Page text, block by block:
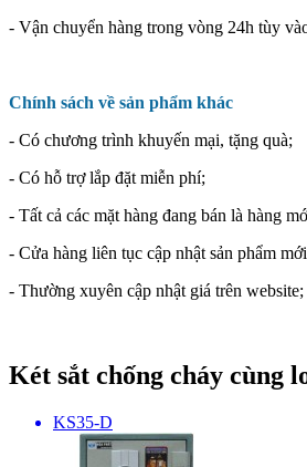
- Vận chuyển hàng trong vòng 24h tùy
Chính sách về sản phẩm khác
- Có chương trình khuyến mại, tặng quà;
- Có hỗ trợ lắp đặt miễn phí;
- Tất cả các mặt hàng đang bán là hàng
- Cửa hàng liên tục cập nhật sản phẩm
- Thường xuyên cập nhật giá trên website;
Két sắt chống cháy cùng
KS35-D